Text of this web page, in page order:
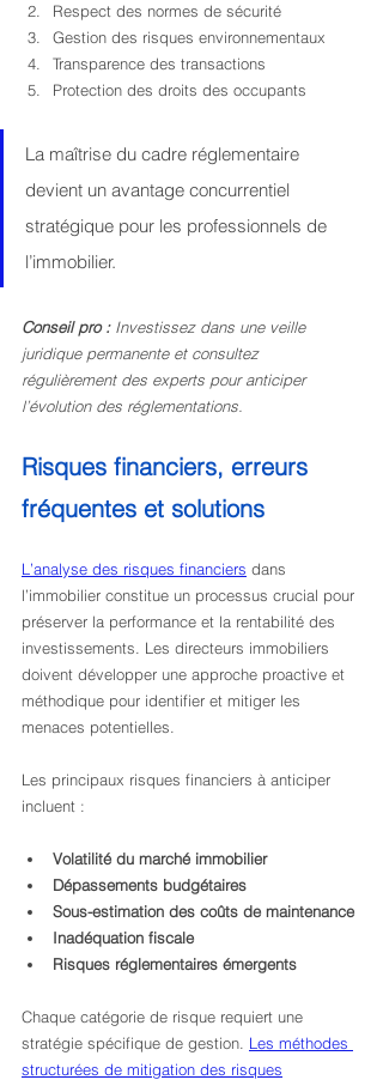
Respect des normes de sécurité
Gestion des risques environnementaux
Transparence des transactions
Protection des droits des occupants
La maîtrise du cadre réglementaire
devient un avantage concurrentiel
stratégique pour les professionnels de
l’immobilier.
Conseil pro : Investissez dans une veille
juridique permanente et consultez
régulièrement des experts pour anticiper
l’évolution des réglementations.
Risques financiers, erreurs
fréquentes et solutions
L’analyse des risques financiers dans
l’immobilier constitue un processus crucial pour
préserver la performance et la rentabilité des
investissements. Les directeurs immobiliers
doivent développer une approche proactive et
méthodique pour identifier et mitiger les
menaces potentielles.
Les principaux risques financiers à anticiper
incluent :
Volatilité du marché immobilier
Dépassements budgétaires
Sous-estimation des coûts de maintenance
Inadéquation fiscale
Risques réglementaires émergents
Chaque catégorie de risque requiert une
stratégie spécifique de gestion. Les méthodes
structurées de mitigation des risques